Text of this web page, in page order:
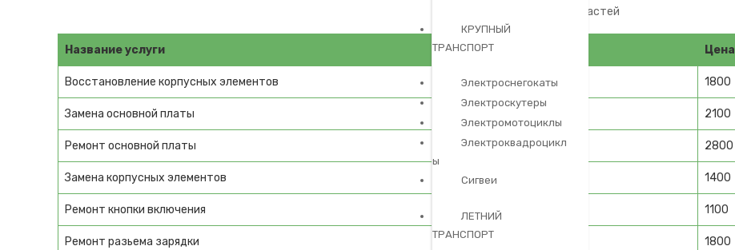
КРУПНЫЙ
ТРАНСПОРТ
Электроснегокаты
Электроскутеры
Электромотоциклы
Электроквадроцикл
ы
Сигвеи
ЛЕТНИЙ
ТРАНСПОРТ
замена компонентов и частей
Название услуги Цена
Восстановление корпусных элементов 1800
Замена основной платы 2100
Ремонт основной платы 2800
Замена корпусных элементов 1400
Ремонт кнопки включения 1100
Ремонт разьема зарядки 1800